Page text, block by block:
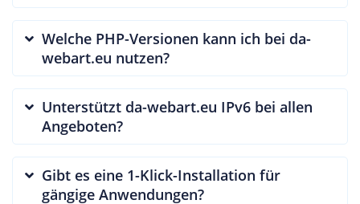
Welche PHP-Versionen kann ich bei da-
webart.eu nutzen?
Unterstützt da-webart.eu IPv6 bei allen
Angeboten?
Gibt es eine 1-Klick-Installation für
gängige Anwendungen?